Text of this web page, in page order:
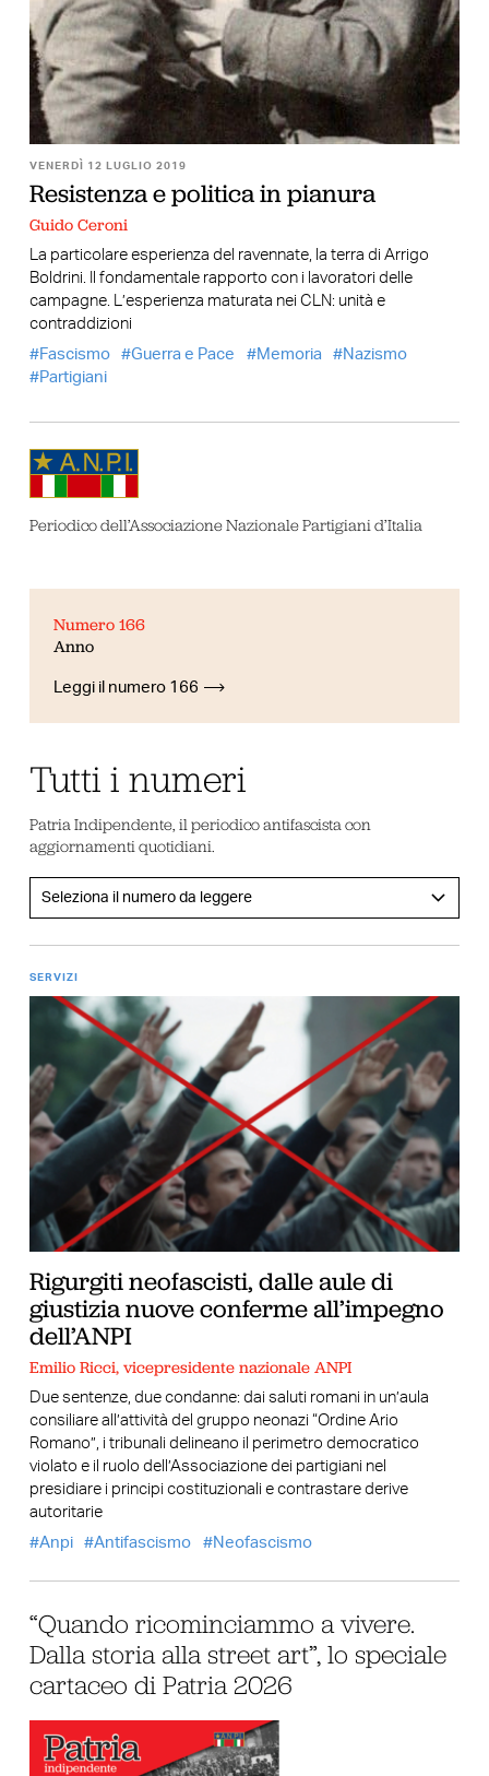
VENERDÌ 12 LUGLIO 2019
Resistenza e politica in pianura
Guido Ceroni
La particolare esperienza del ravennate, la terra di Arrigo
Boldrini. Il fondamentale rapporto con i lavoratori delle
campagne. L’esperienza maturata nei CLN: unità e
contraddizioni
Fascismo
Guerra e Pace Memoria
Nazismo
Partigiani
Periodico dell’Associazione Nazionale Partigiani d’Italia
Numero 166
Anno
Leggi il numero 166
Tutti i numeri
Patria Indipendente, il periodico antifascista con
aggiornamenti quotidiani.
SERVIZI
Rigurgiti neofascisti, dalle aule di
giustizia nuove conferme all’impegno
dell’ANPI
Emilio Ricci, vicepresidente nazionale ANPI
Due sentenze, due condanne: dai saluti romani in un’aula
consiliare all’attività del gruppo neonazi “Ordine Ario
Romano”, i tribunali delineano il perimetro democratico
violato e il ruolo dell’Associazione dei partigiani nel
presidiare i principi costituzionali e contrastare derive
autoritarie
Anpi
Antifascismo Neofascismo
“Quando ricominciammo a vivere.
Dalla storia alla street art”, lo speciale
cartaceo di Patria 2026